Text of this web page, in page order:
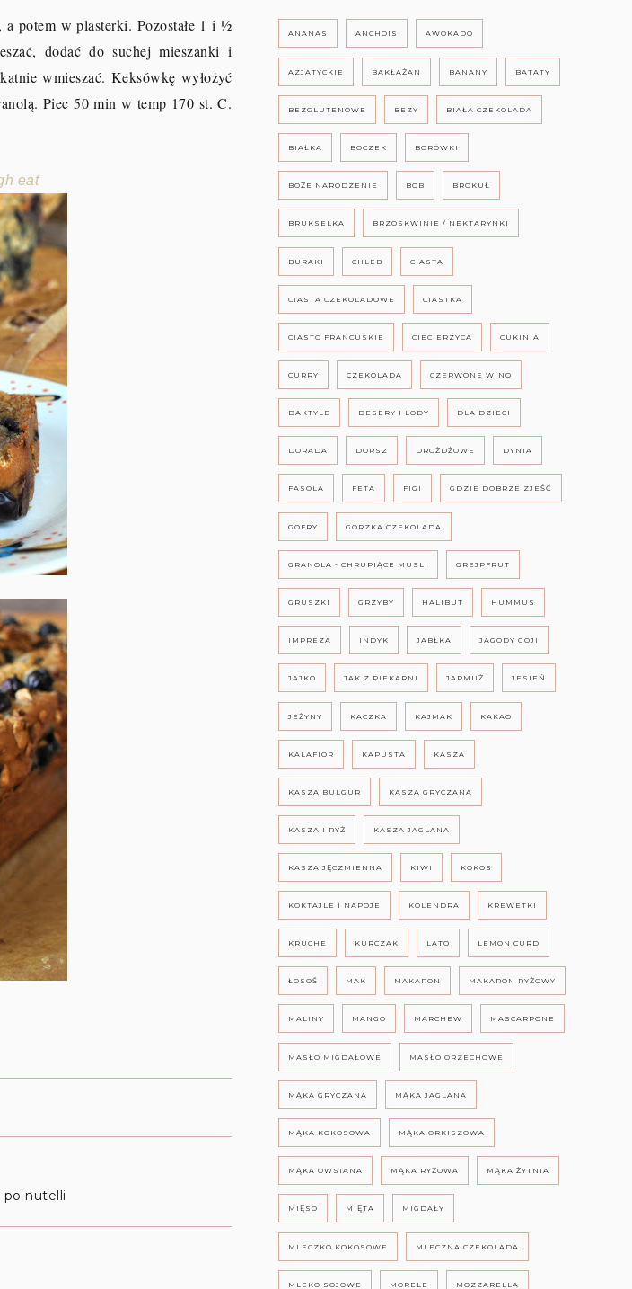
a potem w plasterki. Pozostałe 1 i ½
dodać do suchej mieszanki i
wmieszać. Keksówkę wyłożyć
Piec 50 min w temp 170 st. C.
eat
po nutelli
ANANAS ANCHOIS AWOKADO
AZJATYCKIE BAKŁAŻAN BANANY BATATY
BEZGLUTENOWE BEZY BIAŁA CZEKOLADA
BIAŁKA BOCZEK BORÓWKI
BOŻE NARODZENIE BÓB BROKUŁ
BRUKSELKA BRZOSKWINIE / NEKTARYNKI
BURAKI CHLEB CIASTA
CIASTA CZEKOLADOWE CIASTKA
CIASTO FRANCUSKIE CIECIERZYCA CUKINIA
CURRY CZEKOLADA CZERWONE WINO
DAKTYLE DESERY I LODY DLA DZIECI
DORADA DORSZ DROŻDŻOWE DYNIA
FASOLA FETA FIGI GDZIE DOBRZE ZJEŚĆ
GOFRY GORZKA CZEKOLADA
GRANOLA - CHRUPIĄCE MUSLI GREJPFRUT
GRUSZKI GRZYBY HALIBUT HUMMUS
IMPREZA INDYK JABŁKA JAGODY GOJI
JAJKO JAK Z PIEKARNI JARMUŻ JESIEŃ
JEŻYNY KACZKA KAJMAK KAKAO
KALAFIOR KAPUSTA KASZA
KASZA BULGUR KASZA GRYCZANA
KASZA I RYŻ KASZA JAGLANA
KASZA JĘCZMIENNA KIWI KOKOS
KOKTAJLE I NAPOJE KOLENDRA KREWETKI
KRUCHE KURCZAK LATO LEMON CURD
ŁOSOŚ MAK MAKARON MAKARON RYŻOWY
MALINY MANGO MARCHEW MASCARPONE
MASŁO MIGDAŁOWE MASŁO ORZECHOWE
MĄKA GRYCZANA MĄKA JAGLANA
MĄKA KOKOSOWA MĄKA ORKISZOWA
MĄKA OWSIANA MĄKA RYŻOWA MĄKA ŻYTNIA
MIĘSO MIĘTA MIGDAŁY
MLECZKO KOKOSOWE MLECZNA CZEKOLADA
MLEKO SOJOWE MORELE MOZZARELLA